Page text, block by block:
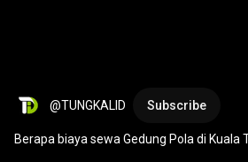
@TUNGKALID Subscribe
Berapa biaya sewa Gedung Pola di Kuala